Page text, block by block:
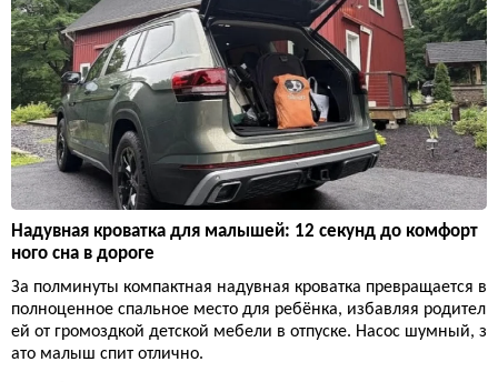
Надувная кроватка для малышей: 12 секунд до комфорт
ного сна в дороге
За полминуты компактная надувная кроватка превращается в
полноценное спальное место для ребёнка, избавляя родител
ей от громоздкой детской мебели в отпуске. Насос шумный, з
ато малыш спит отлично.